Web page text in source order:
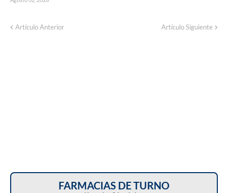
Artículo Anterior Artículo Siguiente
Corte de energía programado para este
FARMACIAS DE TURNO